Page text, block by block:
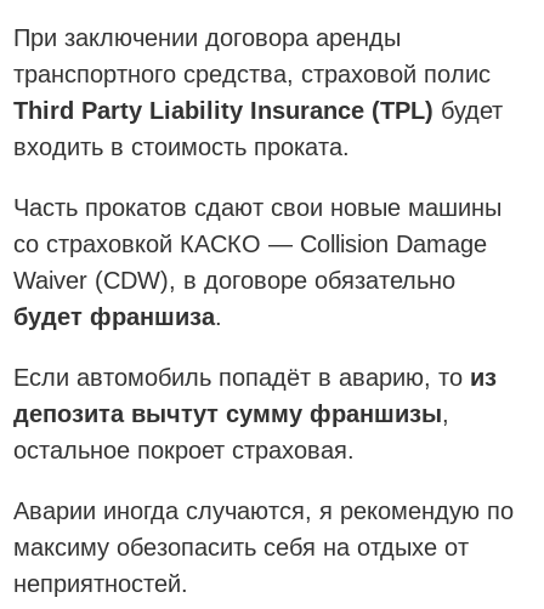
При заключении договора аренды
транспортного средства, страховой полис
Third Party Liability Insurance (TPL) будет
входить в стоимость проката.
Часть прокатов сдают свои новые машины
со страховкой КАСКО — Collision Damage
Waiver (CDW), в договоре обязательно
будет франшиза.
Если автомобиль попадёт в аварию, то из
депозита вычтут сумму франшизы,
остальное покроет страховая.
Аварии иногда случаются, я рекомендую по
максиму обезопасить себя на отдыхе от
неприятностей.